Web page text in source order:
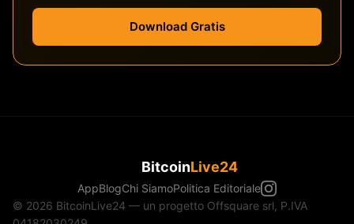
Download Gratis
BitcoinLive24
AppBlogChi SiamoPolitica Editoriale
© 2026 BitcoinLive24 — un progetto Offsquare srl, P.IVA